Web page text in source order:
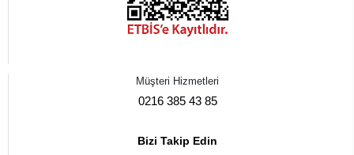
Müşteri Hizmetleri
0216 385 43 85
Bizi Takip Edin